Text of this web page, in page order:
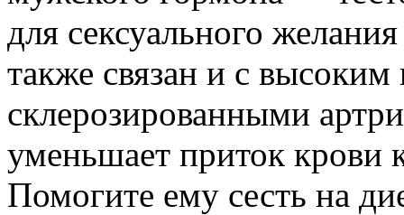
для сексуального
также связан и с
склерозированными
уменьшает приток крови
Помогите ему сесть на